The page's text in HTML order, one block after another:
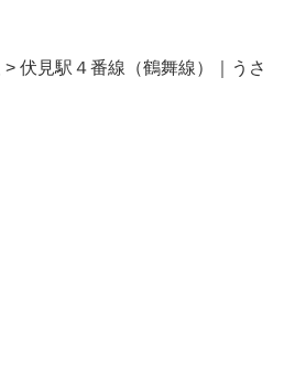
> 伏見駅４番線（鶴舞線）｜うさ